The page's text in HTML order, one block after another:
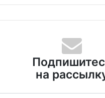
на